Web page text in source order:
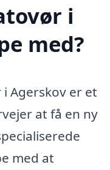
i
med?
Agerskov er et
at få en ny
med at